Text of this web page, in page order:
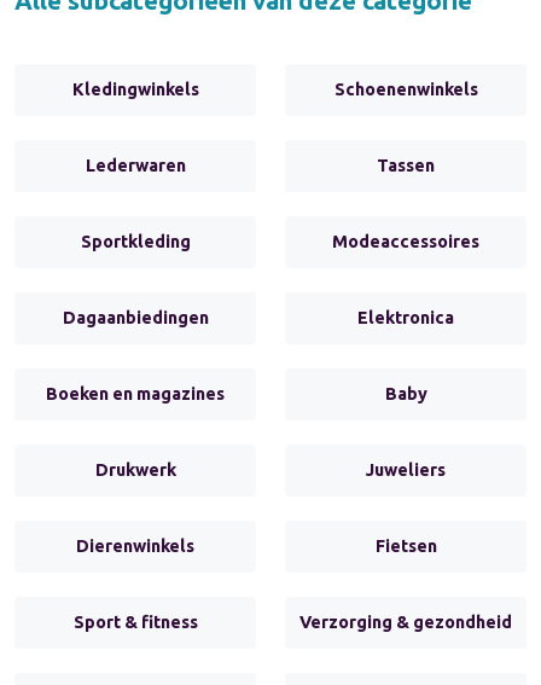
Kledingwinkels Schoenenwinkels
Lederwaren Tassen
Sportkleding Modeaccessoires
Dagaanbiedingen Elektronica
Boeken en magazines Baby
Drukwerk Juweliers
Dierenwinkels Fietsen
Sport & fitness Verzorging & gezondheid